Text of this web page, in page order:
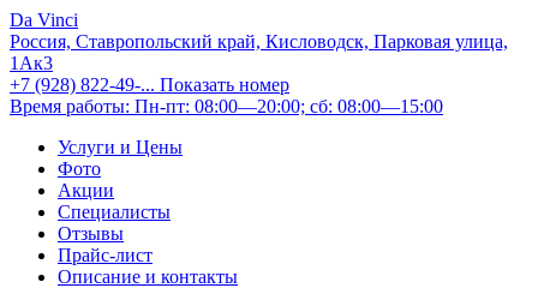
Da Vinci
Россия, Ставропольский край, Кисловодск, Парковая улица,
1Ак3
+7 (928) 822-49-... Показать номер
Время работы: Пн-пт: 08:00—20:00; сб: 08:00—15:00
Услуги и Цены
Фото
Акции
Специалисты
Отзывы
Прайс-лист
Описание и контакты